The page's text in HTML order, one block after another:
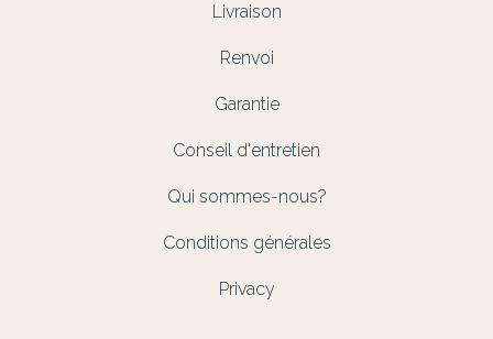
Livraison
Renvoi
Garantie
Conseil d'entretien
Qui sommes-nous?
Conditions générales
Privacy